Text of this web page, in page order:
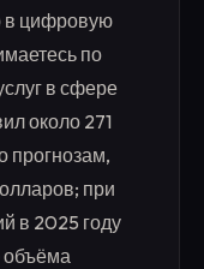
в цифровую
по
в сфере
около 271
прогнозам,
при
в 2025 году
объёма